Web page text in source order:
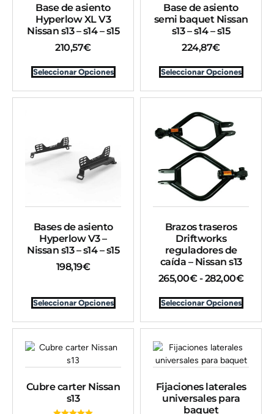
Base de asiento
Hyperlow XL V3
Nissan s13 – s14 – s15
210,57€
Seleccionar Opciones
Base de asiento
semi baquet Nissan
s13 – s14 – s15
224,87€
Seleccionar Opciones
Bases de asiento
Hyperlow V3 –
Nissan s13 – s14 – s15
198,19€
Seleccionar Opciones
Brazos traseros
Driftworks
reguladores de
caída – Nissan s13
265,00€-282,00€
Seleccionar Opciones
Cubre carter Nissan
s13
Fijaciones laterales
universales para
baquet